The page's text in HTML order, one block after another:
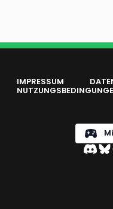
IMPRESSUM